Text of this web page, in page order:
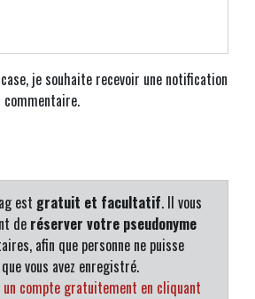
je souhaite recevoir une notification
commentaire.
est gratuit et facultatif. Il vous
de réserver votre pseudonyme
afin que personne ne puisse
vous avez enregistré.
compte gratuitement en cliquant